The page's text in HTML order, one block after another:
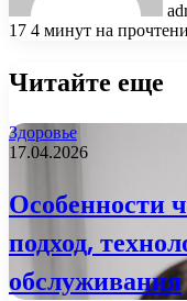
17 4 минут на
Читайте еще
Здоровье
17.04.2026
Особенности
подход,
обслуживания